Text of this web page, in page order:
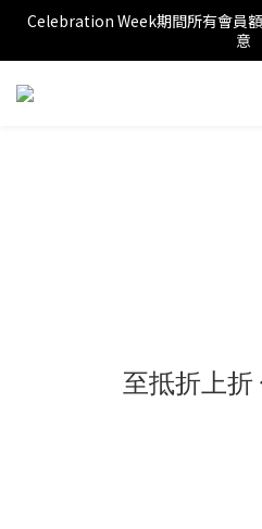
Celebration Week期間所有會員
意
至抵折上折